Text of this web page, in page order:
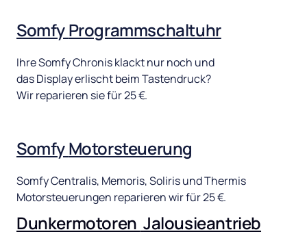
Somfy Programmschaltuhr
Ihre Somfy Chronis klackt nur noch und
das Display erlischt beim Tastendruck?
Wir reparieren sie für 25 €.
Somfy Motorsteuerung
Somfy Centralis, Memoris, Soliris und
Motorsteuerungen reparieren wir für 25 €.
Dunkermotoren Jalousieantrieb